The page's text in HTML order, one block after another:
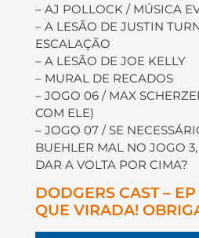
– AJ POLLOCK / MÚSICA
– A LESÃO DE JUSTIN
ESCALAÇÃO
– A LESÃO DE JOE KELLY
– MURAL DE RECADOS
– JOGO 06 / MAX
COM ELE)
– JOGO 07 / SE
BUEHLER MAL NO JOGO
DAR A VOLTA POR CIMA?
DODGERS CAST –
QUE VIRADA!